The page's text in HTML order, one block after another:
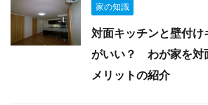
家の知識
対面キッチンと壁付け
がいい？ わが家を対
メリットの紹介